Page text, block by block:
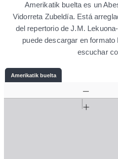
Amerikatik buelta es un
Vidorreta Zubeldía. Está
del repertorio de J.M.
puede descargar en
escuchar
Amerikatik buelta